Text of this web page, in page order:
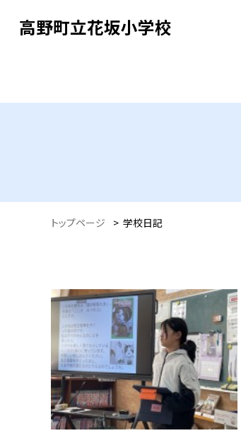
高野町立花坂小学校
トップページ > 学校日記